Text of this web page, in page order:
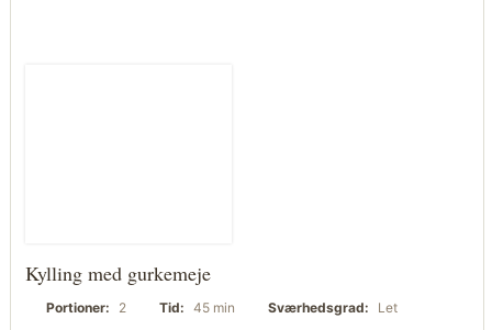
Kylling med gurkemeje
Portioner: 2 Tid: 45 min Sværhedsgrad: Let